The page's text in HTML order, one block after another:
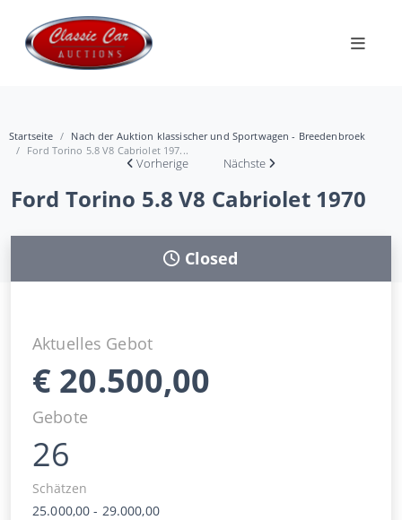
Startseite
Nach der Auktion klassischer und Sportwagen - Breedenbroek
Ford Torino 5.8 V8 Cabriolet 197...
Vorherige Nächste
Ford Torino 5.8 V8 Cabriolet 1970
Closed
Aktuelles Gebot
€ 20.500,00
Gebote
26
Schätzen
25.000,00 - 29.000,00